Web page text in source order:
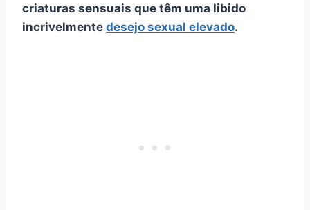
criaturas sensuais que têm uma libido
incrivelmente desejo sexual elevado.